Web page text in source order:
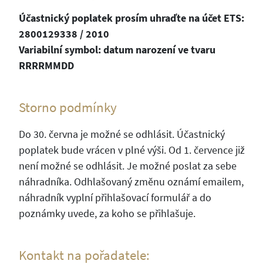
Účastnický poplatek prosím uhraďte na účet ETS:
2800129338 / 2010
Variabilní symbol: datum narození ve tvaru
RRRRMMDD
Storno podmínky
Do 30. června je možné se odhlásit. Účastnický
poplatek bude vrácen v plné výši. Od 1. července již
není možné se odhlásit. Je možné poslat za sebe
náhradníka. Odhlašovaný změnu oznámí emailem,
náhradník vyplní přihlašovací formulář a do
poznámky uvede, za koho se přihlašuje.
Kontakt na pořadatele: